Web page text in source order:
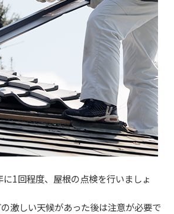
に1回程度、屋根の点検を行いましょ
激しい天候があった後は注意が必要で